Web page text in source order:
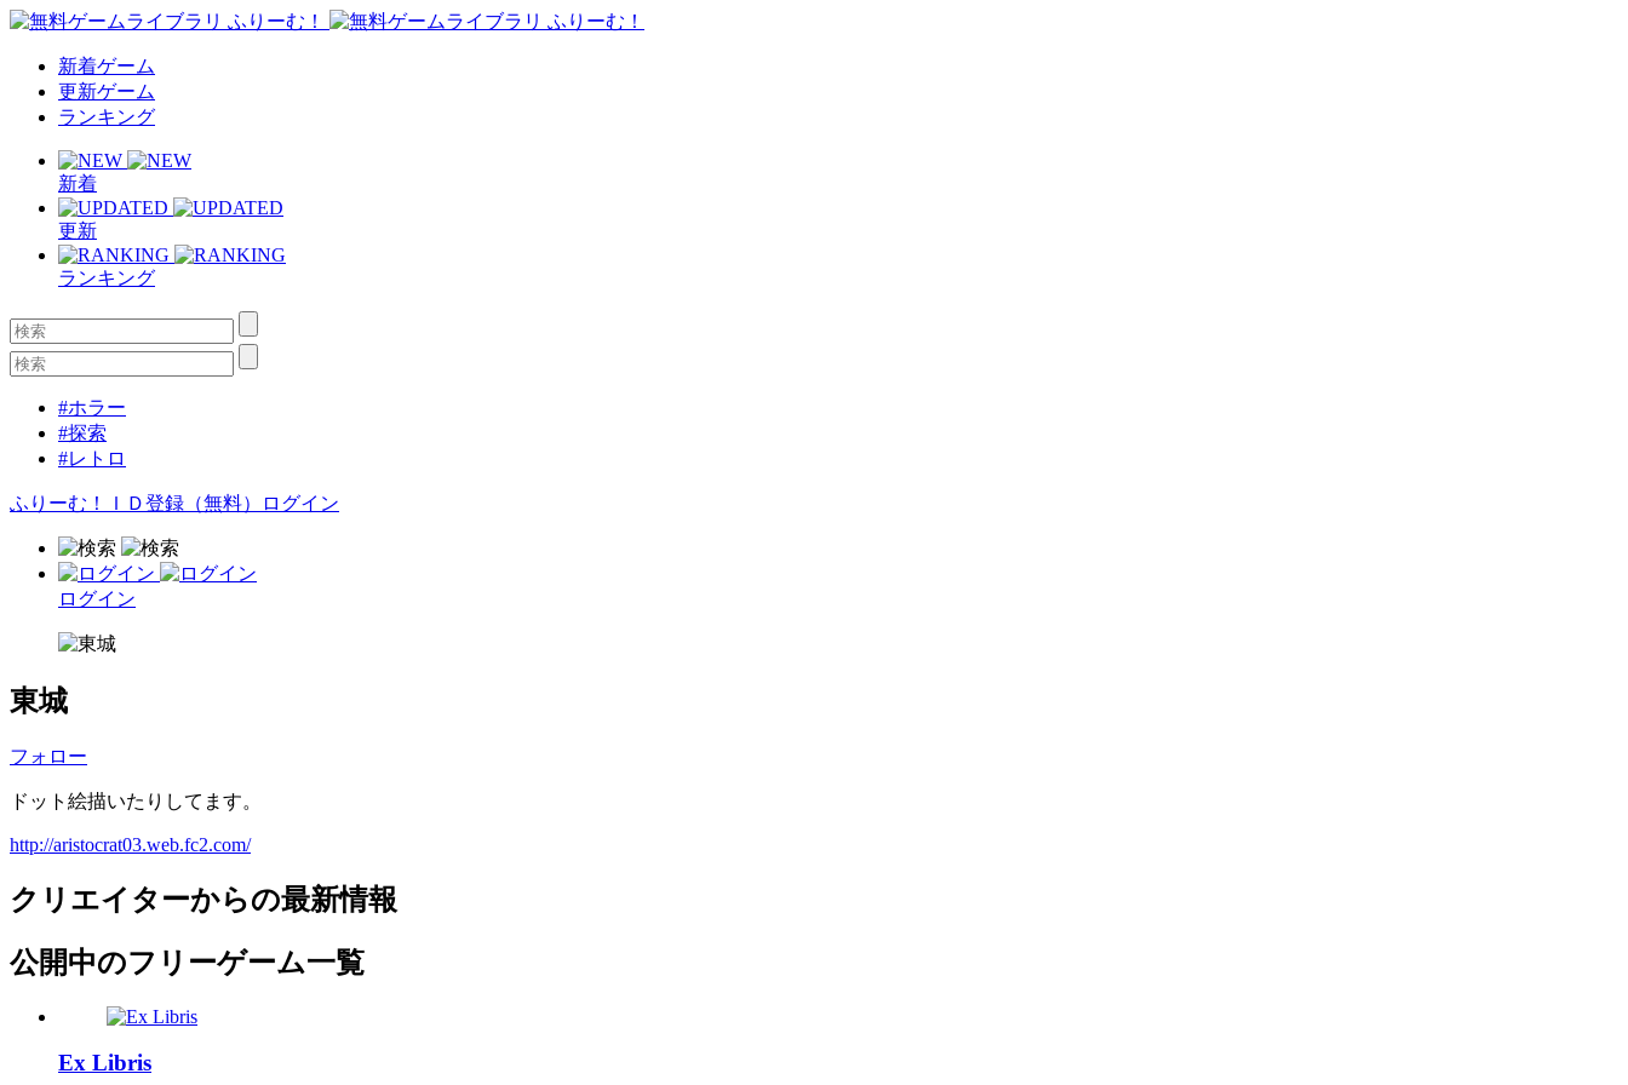
新着ゲーム
更新ゲーム
ランキング
新着
更新
ランキング
#ホラー
#探索
#レトロ
ふりーむ！ＩＤ登録（無料） ログイン
ログイン
東城
フォロー
ドット絵描いたりしてます。
http://aristocrat03.web.fc2.com/
クリエイターからの最新情報
公開中のフリーゲーム一覧
Ex Libris